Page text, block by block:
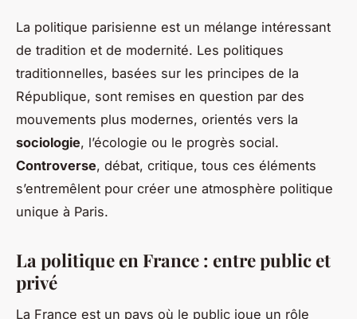
La politique parisienne est un mélange intéressant
de tradition et de modernité. Les politiques
traditionnelles, basées sur les principes de la
République, sont remises en question par des
mouvements plus modernes, orientés vers la
sociologie, l’écologie ou le progrès social.
Controverse, débat, critique, tous ces éléments
s’entremêlent pour créer une atmosphère politique
unique à Paris.
La politique en France : entre public et
privé
La France est un pays où le public joue un rôle